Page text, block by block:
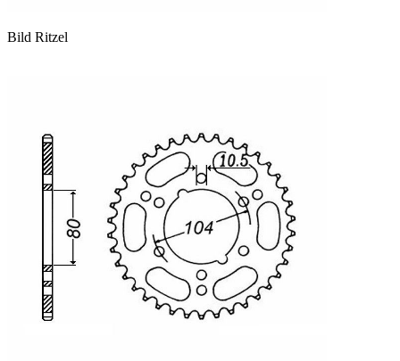
Bild Ritzel